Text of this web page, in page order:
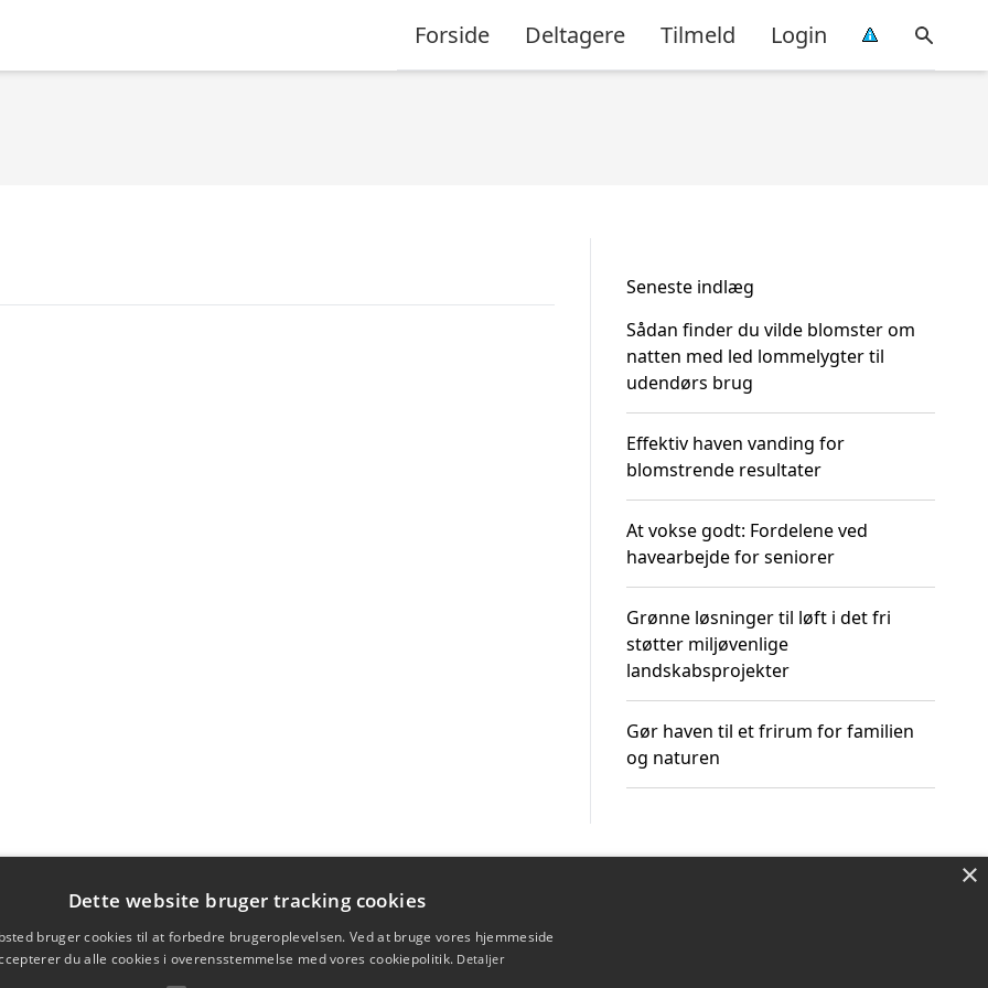
Forside Deltagere Tilmeld Login
Seneste indlæg
Sådan finder du vilde blomster om
natten med led lommelygter til
udendørs brug
Effektiv haven vanding for
blomstrende resultater
At vokse godt: Fordelene ved
havearbejde for seniorer
Grønne løsninger til løft i det fri
støtter miljøvenlige
landskabsprojekter
Gør haven til et frirum for familien
og naturen
×
Dette website bruger tracking cookies
bruger cookies til at forbedre brugeroplevelsen. Ved at bruge vores hjemmeside
du alle cookies i overensstemmelse med vores cookiepolitik. Detaljer